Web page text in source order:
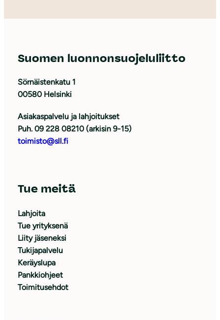
Suomen luonnonsuojeluliitto
Sörnäistenkatu 1
00580 Helsinki
Asiakaspalvelu ja lahjoitukset
Puh. 09 228 08210 (arkisin 9-15)
toimisto@sll.fi
Tue meitä
Lahjoita
Tue yrityksenä
Liity jäseneksi
Tukijapalvelu
Keräyslupa
Pankkiohjeet
Toimitusehdot